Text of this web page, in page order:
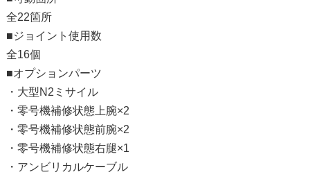
全22箇所
■ジョイント使用数
全16個
■オプションパーツ
・大型N2ミサイル
・零号機補修状態上腕×2
・零号機補修状態前腕×2
・零号機補修状態右腿×1
・アンビリカルケーブル